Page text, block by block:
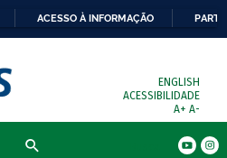
ACESSO À INFORMAÇÃO
ENGLISH
ACESSIBILIDADE
A+ A-